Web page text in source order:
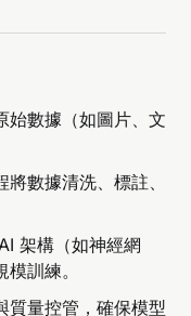
始數據（如圖片、文
將數據清洗、標註、
架構（如神經網
訓練。
質量控管，確保模型